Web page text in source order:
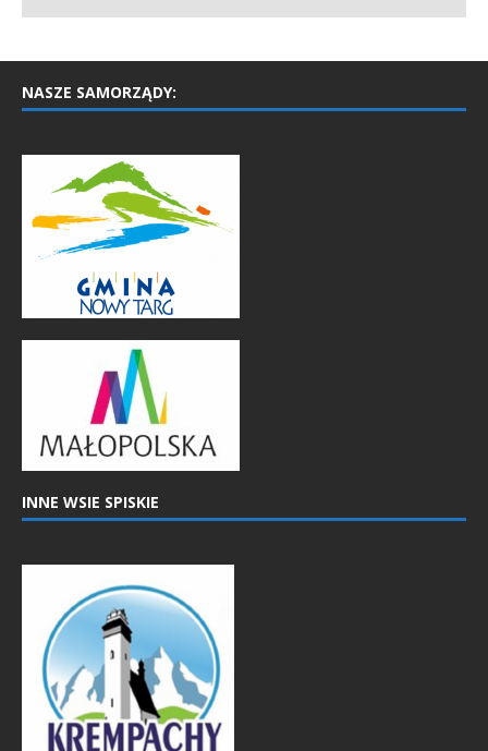
NASZE SAMORZĄDY:
INNE WSIE SPISKIE